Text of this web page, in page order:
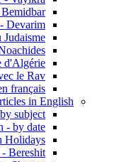
Bemidbar
Devarim
Judaisme
d'Algérie
le Rav
français
in English
subject
- by date
Holidays
Bereshit